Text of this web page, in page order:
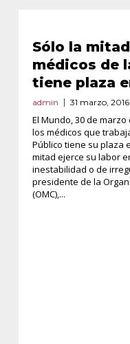
Sólo la
médicos de
tiene plaza
admin 31 marzo, 2016
El Mundo, 30 de
los médicos que
Público tiene su plaza
mitad ejerce su labor
inestabilidad o de
presidente de la
(OMC),...